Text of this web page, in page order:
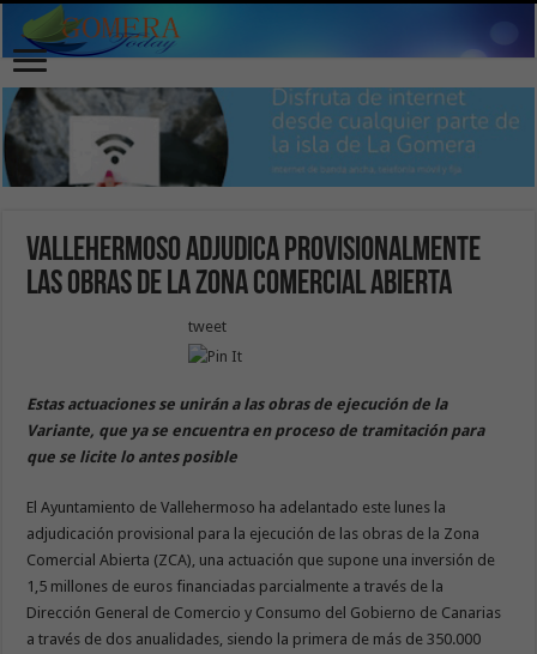
Vallehermoso adjudica provisionalmente
las obras de la Zona Comercial Abierta
tweet
Estas actuaciones se unirán a las obras de ejecución de la
Variante, que ya se encuentra en proceso de tramitación para
que se licite lo antes posible
El Ayuntamiento de Vallehermoso ha adelantado este lunes la
adjudicación provisional para la ejecución de las obras de la Zona
Comercial Abierta (ZCA), una actuación que supone una inversión de
1,5 millones de euros financiadas parcialmente a través de la
Dirección General de Comercio y Consumo del Gobierno de Canarias
a través de dos anualidades, siendo la primera de más de 350.000